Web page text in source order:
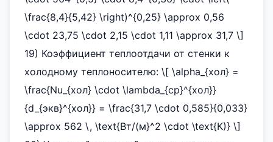
\frac{8,4}{5,42} \right)^{0,25} \approx 0,56
\cdot 23,75 \cdot 2,15 \cdot 1,11 \approx 31,7 \]
19) Коэффициент теплоотдачи от стенки к
холодному теплоносителю: \[ \alpha_{хол} =
\frac{Nu_{хол} \cdot \lambda_{cp}^{хол}}
{d_{экв}^{хол}} = \frac{31,7 \cdot 0,585}{0,033}
\approx 562 \, \text{Вт/(м}^2 \cdot \text{К)} \]